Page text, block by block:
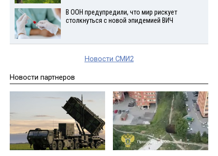
В ООН предупредили, что мир рискует
столкнуться с новой эпидемией ВИЧ
Новости СМИ2
Новости партнеров